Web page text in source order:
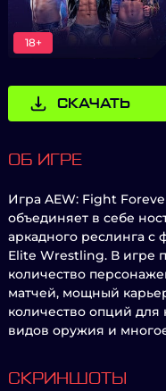
18+
СКАЧАТЬ
ОБ ИГРЕ
Игра AEW: Fight
объединяет в себе
аркадного реслинга
Elite Wrestling. В игре
количество
матчей, мощный
количество опций для
видов оружия и
СКРИНШОТЫ